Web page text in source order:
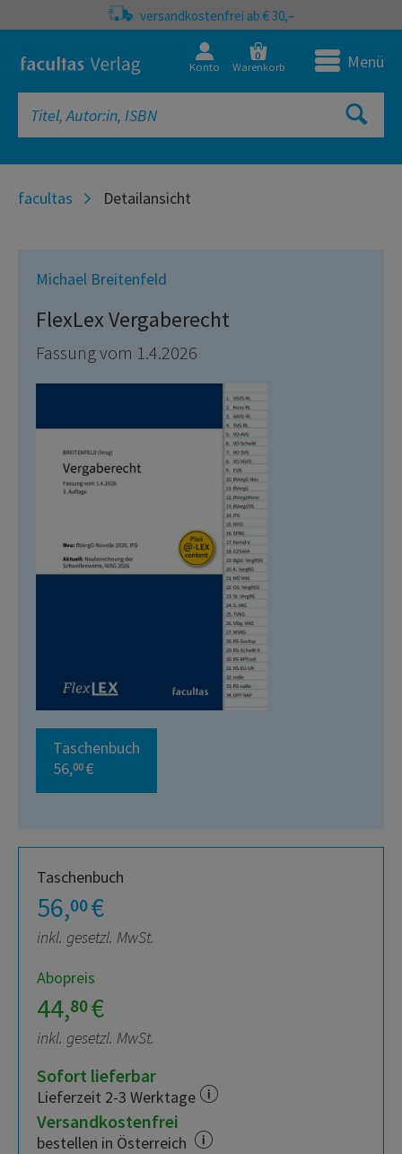
versandkostenfrei ab € 30,–
Konto
0
Warenkorb Menü
facultas Detailansicht
Michael Breitenfeld
FlexLex Vergaberecht
Fassung vom 1.4.2026
Taschenbuch
56,00 €
Taschenbuch
56,00€
inkl. gesetzl. MwSt.
Abopreis
44,80€
inkl. gesetzl. MwSt.
Sofort lieferbar
Lieferzeit 2-3 Werktage
Versandkostenfrei
bestellen in Österreich